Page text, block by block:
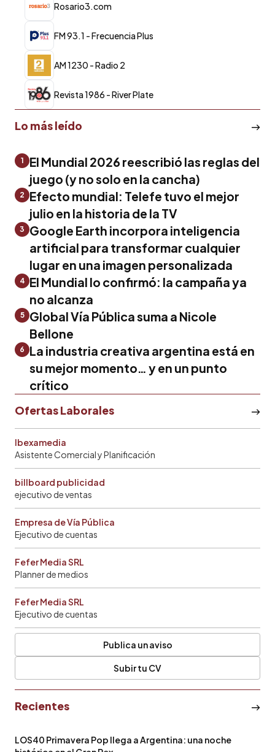
Rosario3.com
FM 93.1 - Frecuencia Plus
AM 1230 - Radio 2
Revista 1986 - River Plate
Lo más leído
1
El Mundial 2026 reescribió las reglas del
juego (y no solo en la cancha)
2
Efecto mundial: Telefe tuvo el mejor
julio en la historia de la TV
3
Google Earth incorpora inteligencia
artificial para transformar cualquier
lugar en una imagen personalizada
4 El Mundial lo confirmó: la campaña ya
no alcanza
5
Global Vía Pública suma a Nicole
Bellone
6
La industria creativa argentina está en
su mejor momento… y en un punto
crítico
Ofertas Laborales
Ibexamedia
Asistente Comercial y Planificación
billboard publicidad
ejecutivo de ventas
Empresa de Vía Pública
Ejecutivo de cuentas
Fefer Media SRL
Planner de medios
Fefer Media SRL
Ejecutivo de cuentas
Publica un aviso
Subir tu CV
Recientes
LOS40 Primavera Pop llega a Argentina: una noche